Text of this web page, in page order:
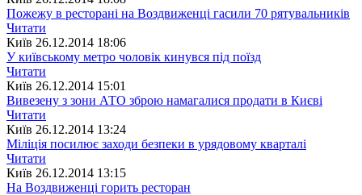
Пожежу в ресторані на Воздвиженці гасили 70 рятувальників
Читати
Київ 26.12.2014 18:06
У київському метро чоловік кинувся під поїзд
Читати
Київ 26.12.2014 15:01
Вивезену з зони АТО зброю намагалися продати в Києві
Читати
Київ 26.12.2014 13:24
Міліція посилює заходи безпеки в урядовому кварталі
Читати
Київ 26.12.2014 13:15
На Воздвиженці горить ресторан